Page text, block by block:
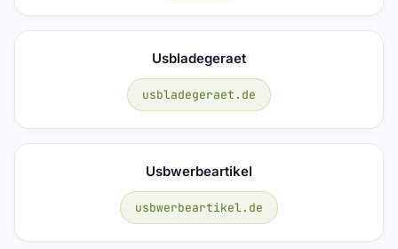
Usbladegeraet
usbladegeraet.de
Usbwerbeartikel
usbwerbeartikel.de